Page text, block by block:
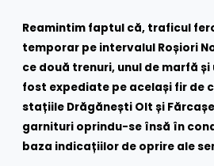
Reamintim faptul că, traficul
temporar pe intervalul Roșiori
ce două trenuri, unul de marfă
fost expediate pe același fir de
stațiile Drăgănești Olt și
garnituri oprindu-se însă în
baza indicațiilor de oprire ale